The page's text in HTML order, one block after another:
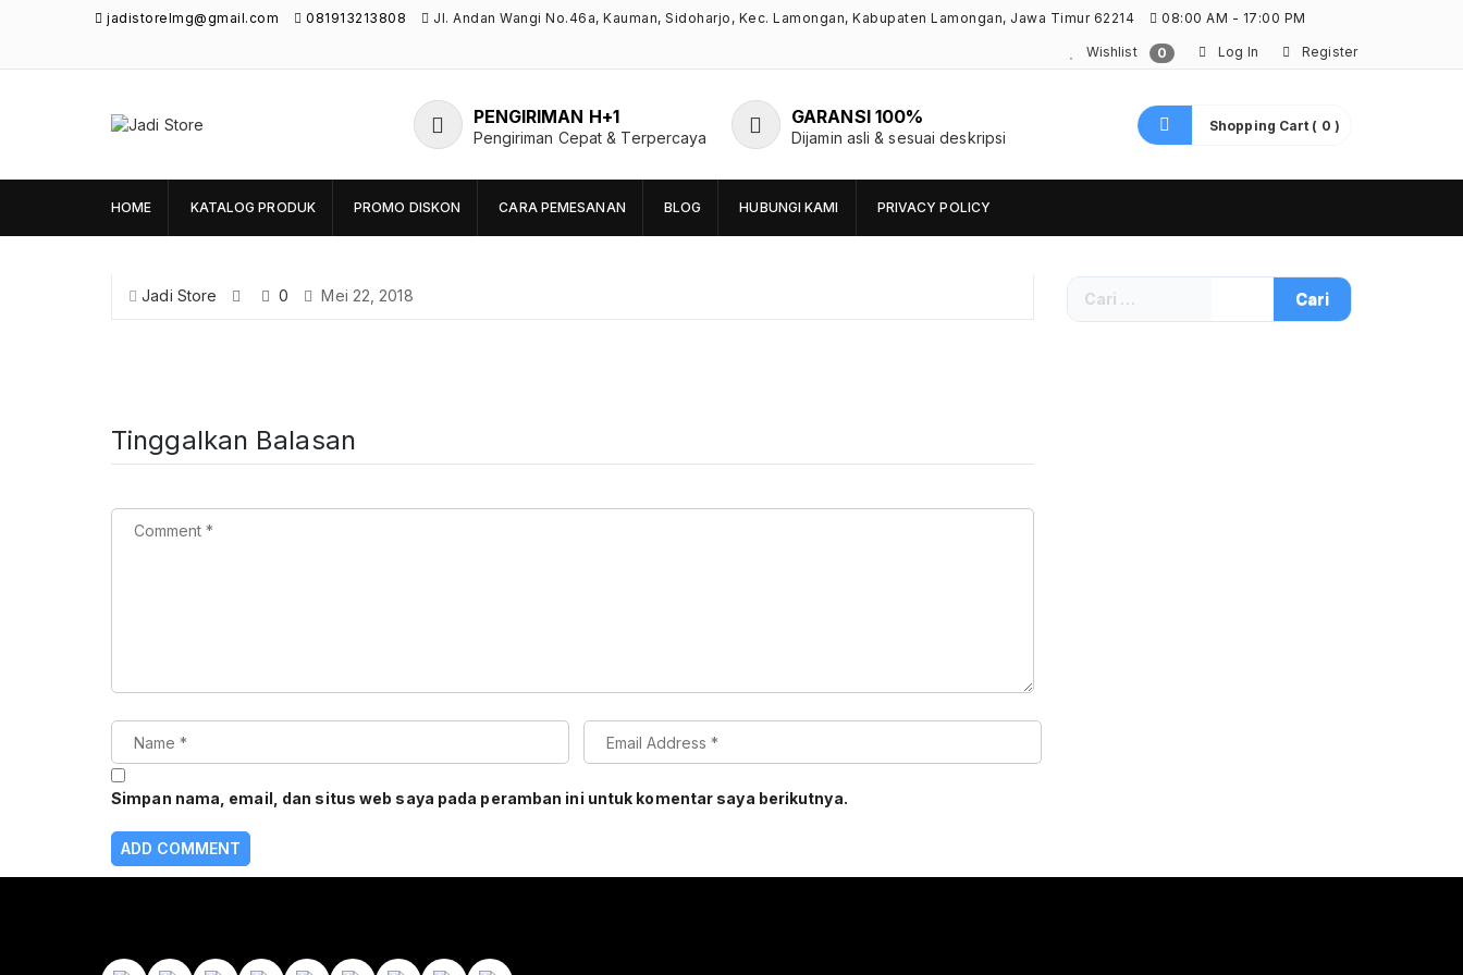
jadistorelmg@gmail.com 081913213808 Jl. Andan Wangi No.46a, Kauman, Sidoharjo, Kec. Lamongan, Kabupaten Lamongan, Jawa Timur 62214 08:00 AM - 17:00 PM
Wishlist 0 Log In Register
Unik di Lamongan
PENGIRIMAN H+1
Pengiriman Cepat & Terpercaya
GARANSI 100%
Dijamin asli & sesuai deskripsi
Shopping Cart ( 0 )
HOME KATALOG PRODUK PROMO DISKON CARA PEMESANAN BLOG HUBUNGI KAMI PRIVACY POLICY
Jadi Store 0 Mei 22, 2018
Tinggalkan Balasan
Simpan nama, email, dan situs web saya pada peramban ini untuk komentar saya berikutnya.
Cari
untuk: